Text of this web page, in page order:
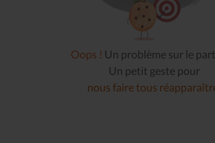
Oops ! Un problème sur le
Un petit geste pour
nous faire tous